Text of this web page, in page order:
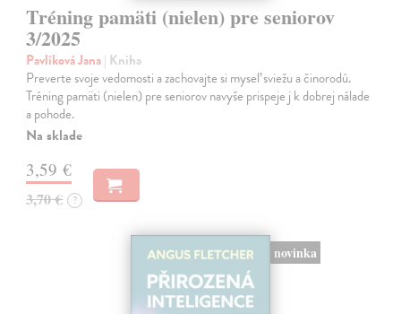
Tréning pamäti (nielen) pre seniorov
3/2025
Pavlíková Jana| Kniha
Preverte svoje vedomosti a zachovajte si myseľ sviežu a činorodú.
Tréning pamäti (nielen) pre seniorov navyše prispeje j k dobrej nálade
a pohode.
Na sklade
3,59 €
3,70 € ?
novinka